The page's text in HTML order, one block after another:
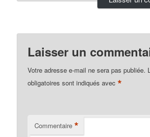
Laisser un
Votre adresse e-mail ne sera pas publiée.
obligatoires sont indiqués avec*
Commentaire *